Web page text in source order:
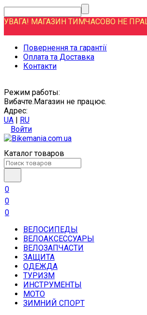
УВАГА! МАГАЗИН ТИМЧАСОВО НЕ
Повернення та гарантії
Оплата та Доставка
Контакти
Режим работы:
Вибачте.Магазин не працює.
Адрес:
UA | RU
Войти
Каталог товаров
0
0
0
ВЕЛОСИПЕДЫ
ВЕЛОАКСЕССУАРЫ
ВЕЛОЗАПЧАСТИ
ЗАЩИТА
ОДЕЖДА
ТУРИЗМ
ИНСТРУМЕНТЫ
МОТО
ЗИМНИЙ СПОРТ